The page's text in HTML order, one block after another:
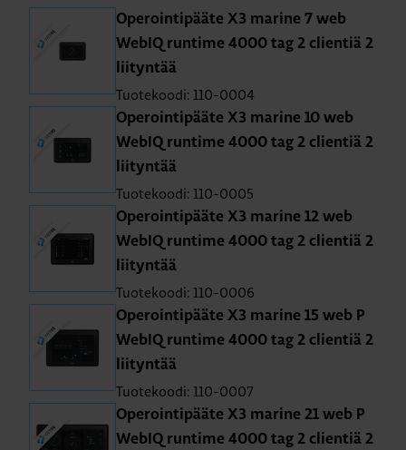
Operointipääte X3 marine 7 web
WebIQ runtime 4000 tag 2 clientiä 2
liityntää
Tuotekoodi: 110-0004
Operointipääte X3 marine 10 web
WebIQ runtime 4000 tag 2 clientiä 2
liityntää
Tuotekoodi: 110-0005
Operointipääte X3 marine 12 web
WebIQ runtime 4000 tag 2 clientiä 2
liityntää
Tuotekoodi: 110-0006
Operointipääte X3 marine 15 web P
WebIQ runtime 4000 tag 2 clientiä 2
liityntää
Tuotekoodi: 110-0007
Operointipääte X3 marine 21 web P
WebIQ runtime 4000 tag 2 clientiä 2